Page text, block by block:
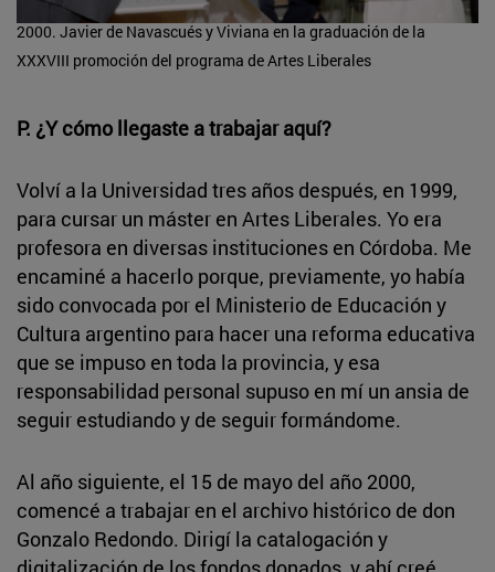
2000. Javier de Navascués y Viviana en la graduación de la
XXXVIII promoción del programa de Artes Liberales
P. ¿Y cómo llegaste a trabajar aquí?
Volví a la Universidad tres años después, en 1999,
para cursar un máster en Artes Liberales. Yo era
profesora en diversas instituciones en Córdoba. Me
encaminé a hacerlo porque, previamente, yo había
sido convocada por el Ministerio de Educación y
Cultura argentino para hacer una reforma educativa
que se impuso en toda la provincia, y esa
responsabilidad personal supuso en mí un ansia de
seguir estudiando y de seguir formándome.
Al año siguiente, el 15 de mayo del año 2000,
comencé a trabajar en el archivo histórico de don
Gonzalo Redondo. Dirigí la catalogación y